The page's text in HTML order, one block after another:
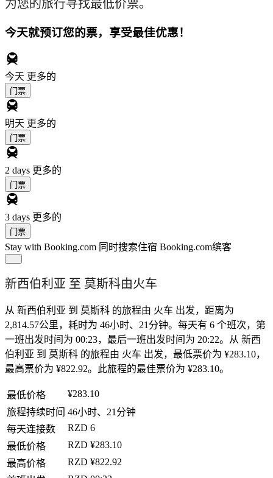
为您的旅行寻找最低价票。
今天就预订您的票，享受最佳优惠！
今天 更多的
门票
明天 更多的
门票
2 days 更多的
门票
3 days 更多的
门票
Stay with Booking.com 同时搜索住宿 Booking.com缤客
新西伯利亚 至 莫斯科由火车
从 新西伯利亚 到 莫斯科 的旅程由 火车 出发，距离为
2,814.57公里，耗时为 46小时、21分钟。每天有 6 个班次，第
一班出发时间为 00:23，最后一班出发时间为 20:22。从 新西
伯利亚 到 莫斯科 的旅程由 火车 出发，最低票价为 ¥283.10，
最高票价为 ¥822.92。此旅程的最佳票价为 ¥283.10。
最低价格
¥283.10
旅程持续时间 46小时、21分钟
每天连接数
RZD 6
最低价格
RZD ¥283.10
最高价格
RZD ¥822.92